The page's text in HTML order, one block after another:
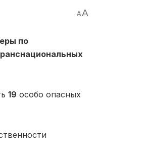
AA
по
19 особо опасных